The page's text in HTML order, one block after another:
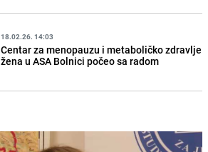
18.02.26. 14:03
Centar za menopauzu i metaboličko zdravlje
žena u ASA Bolnici počeo sa radom